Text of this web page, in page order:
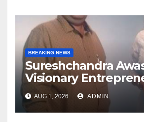
BREAKING NEWS
Sureshchandra
Visionary
Producer And
AUG 1, 2026 ADMIN